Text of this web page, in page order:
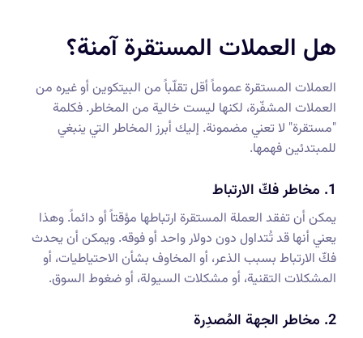
هل العملات المستقرة آمنة؟
العملات المستقرة عموماً أقل تقلّباً من البيتكوين أو غيره من
العملات المشفّرة، لكنها ليست خالية من المخاطر. فكلمة
"مستقرة" لا تعني مضمونة. إليك أبرز المخاطر التي ينبغي
للمبتدئين فهمها.
1. مخاطر فكّ الارتباط
يمكن أن تفقد العملة المستقرة ارتباطها مؤقتاً أو دائماً. وهذا
يعني أنها قد تُتداول دون دولار واحد أو فوقه. ويمكن أن يحدث
فكّ الارتباط بسبب الذعر، أو المخاوف بشأن الاحتياطيات، أو
المشكلات التقنية، أو مشكلات السيولة، أو ضغوط السوق.
2. مخاطر الجهة المُصدِرة